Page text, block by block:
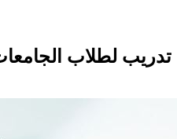
تدريب لطلاب